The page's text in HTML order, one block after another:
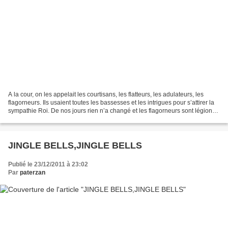
A la cour, on les appelait les courtisans, les flatteurs, les adulateurs, les
flagorneurs. Ils usaient toutes les bassesses et les intrigues pour s’attirer la
sympathie Roi. De nos jours rien n’a changé et les flagorneurs sont légions
JINGLE BELLS,JINGLE BELLS
Publié le 23/12/2011 à 23:02
Par paterzan